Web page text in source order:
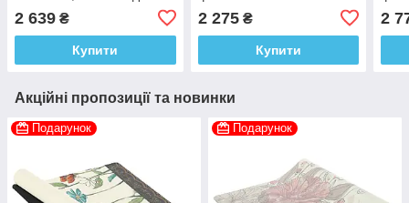
2 639 ₴
Купити
2 275₴
Купити
2
Акційні пропозиції та новинки
Подарунок Подарунок